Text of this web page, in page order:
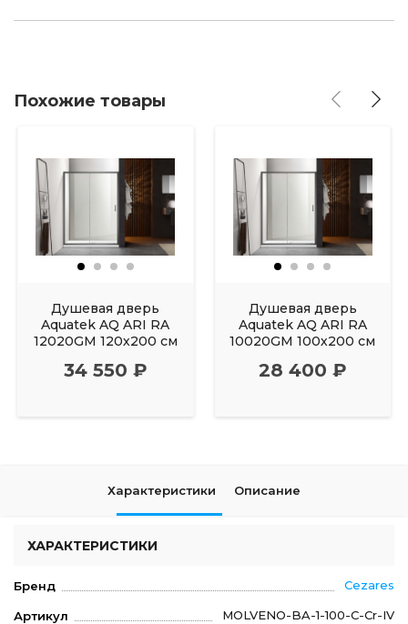
Похожие товары
Душевая дверь
Aquatek AQ ARI RA
12020GM 120х200 см
34 550 ₽
Душевая дверь
Aquatek AQ ARI RA
10020GM 100х200 см
28 400 ₽
Характеристики Описание
ХАРАКТЕРИСТИКИ
Бренд Cezares
Артикул MOLVENO-BA-1-100-C-Cr-IV